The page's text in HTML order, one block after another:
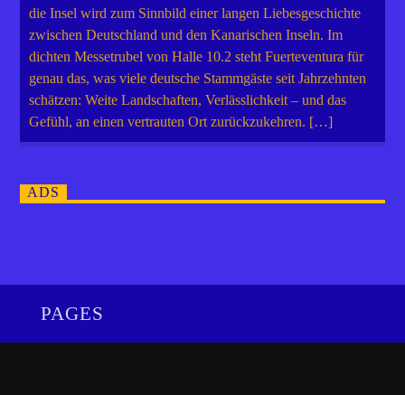
die Insel wird zum Sinnbild einer langen Liebesgeschichte
zwischen Deutschland und den Kanarischen Inseln. Im
dichten Messetrubel von Halle 10.2 steht Fuerteventura für
genau das, was viele deutsche Stammgäste seit Jahrzehnten
schätzen: Weite Landschaften, Verlässlichkeit – und das
Gefühl, an einen vertrauten Ort zurückzukehren. […]
ADS
PAGES